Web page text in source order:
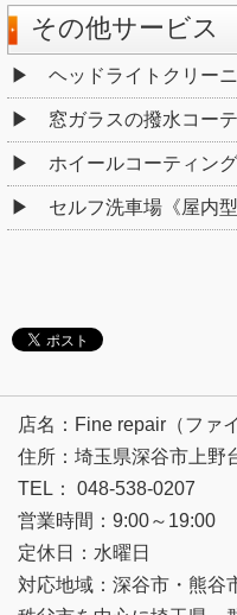
その他サービス
ヘッドライトクリー
窓ガラスの撥水コー
ホイールコーティング
セルフ洗車場《屋内型
店名：Fine repair（ファ
住所：埼玉県深谷市上野
TEL： 048-538-0207
営業時間：9:00～19:00
定休日：水曜日
対応地域：深谷市・熊谷